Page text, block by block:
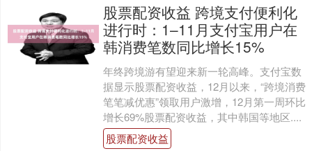
股票配资收益 跨境支付便利化
进行时：1–11月支付宝用户在
韩消费笔数同比增长15%
年终跨境游有望迎来新一轮高峰。支付宝数
据显示股票配资收益，12月以来，“跨境消费
笔笔减优惠”领取用户激增，12月第一周环比
增长69%股票配资收益，其中韩国等地区....
股票配资收益